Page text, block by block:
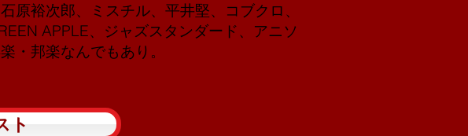
原裕次郎、ミスチル、平井堅、コブクロ、
APPLE、ジャズスタンダード、アニソ
・邦楽なんでもあり。
ト